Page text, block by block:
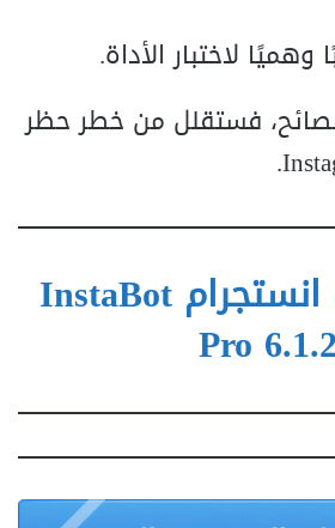
لاختبار الأداة.
فستقلل من خطر حظر
تحميل بوت انستجرام InstaBot
Pro 6.1.2